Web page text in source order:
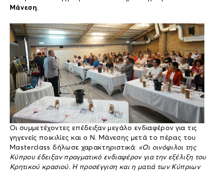
Μάνεση
Οι συμμετέχοντες επέδειξαν μεγάλο ενδιαφέρον για τις
γηγενείς ποικιλίες και ο Ν. Μάνεσης μετά το πέρας του
Masterclass δήλωσε χαρακτηριστικά: «Οι οινόφιλοι της
Κύπρου έδειξαν πραγματικό ενδιαφέρον για την εξέλιξη του
Κρητικού κρασιού. Η προσέγγιση και η ματιά των Κύπριων